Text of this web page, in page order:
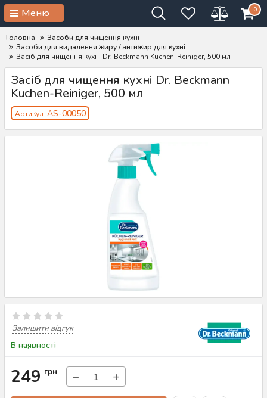
Меню 0
Головна
Засоби для чищення кухні
Засоби для видалення жиру / антижир для кухні
Засіб для чищення кухні Dr. Beckmann Kuchen-Reiniger, 500 мл
Засіб для чищення кухні Dr. Beckmann
Kuchen-Reiniger, 500 мл
Артикул: AS-00050
Залишити відгук
В наявності
249 грн − +